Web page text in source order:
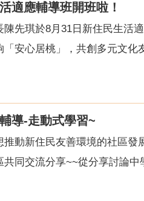
適應輔導班開班啦！
先琪於8月31日新住民生活
安心居桃」，共創多元文化
導-走動式學習~
動新住民友善環境的社區
同交流分享~~從分享討論